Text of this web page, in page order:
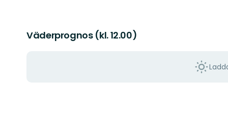
Väderprognos (kl. 12.00)